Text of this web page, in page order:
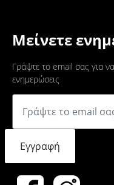
Μείνετε
Γράψτε το email σας για
ενημερώσεις
Εγγραφή